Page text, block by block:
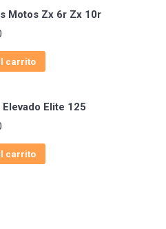
Motos Zx 6r Zx 10r
carrito
Elite 125
carrito